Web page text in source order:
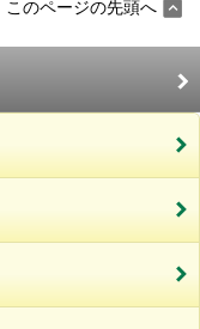
このページの先頭へ